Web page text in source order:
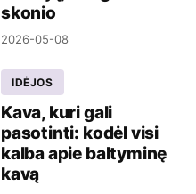
skonio
2026-05-08
IDĖJOS
Kava, kuri gali
pasotinti: kodėl visi
kalba apie baltyminę
kavą